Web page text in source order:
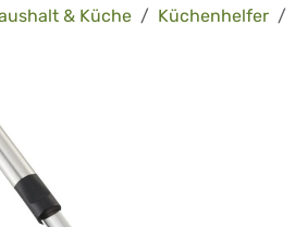
& Küche Küchenhelfer